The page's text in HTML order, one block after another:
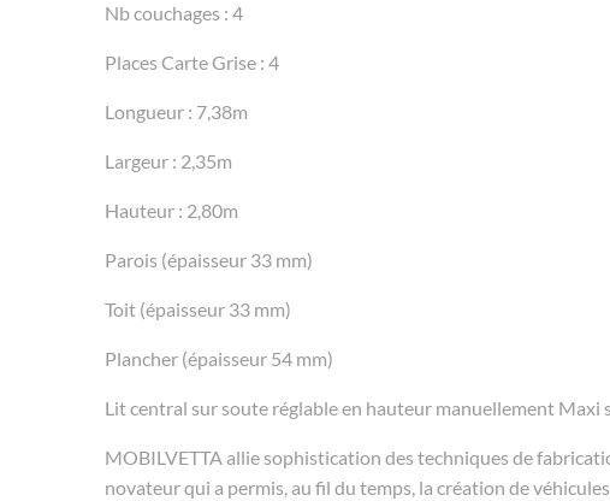
Nb couchages : 4
Places Carte Grise : 4
Longueur : 7,38m
Largeur : 2,35m
Hauteur : 2,80m
Parois (épaisseur 33 mm)
Toit (épaisseur 33 mm)
Plancher (épaisseur 54 mm)
Lit central sur soute réglable en hauteur manuellement Maxi
MOBILVETTA allie sophistication des techniques de
novateur qui a permis, au fil du temps, la création de